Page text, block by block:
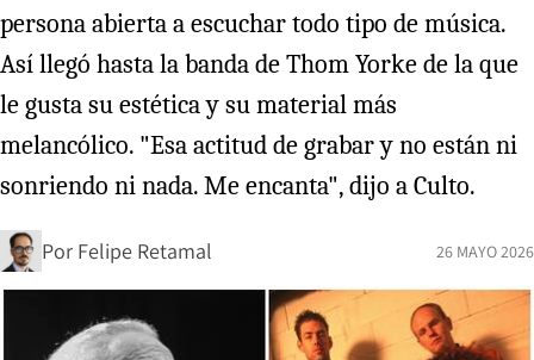
persona abierta a escuchar todo tipo de música.
Así llegó hasta la banda de Thom Yorke de la que
le gusta su estética y su material más
melancólico. "Esa actitud de grabar y no están ni
sonriendo ni nada. Me encanta", dijo a Culto.
Por Felipe Retamal 26 MAYO 2026